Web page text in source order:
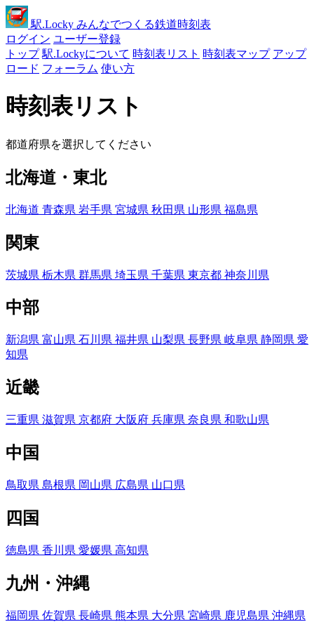
駅.Locky みんなでつくる鉄道時刻表
ログイン ユーザー登録
トップ 駅.Lockyについて 時刻表リスト 時刻表マップ アップ
ロード フォーラム 使い方
時刻表リスト
都道府県を選択してください
北海道・東北
北海道 青森県 岩手県 宮城県 秋田県 山形県 福島県
関東
茨城県 栃木県 群馬県 埼玉県 千葉県 東京都 神奈川県
中部
新潟県 富山県 石川県 福井県 山梨県 長野県 岐阜県 静岡県 愛
知県
近畿
三重県 滋賀県 京都府 大阪府 兵庫県 奈良県 和歌山県
中国
鳥取県 島根県 岡山県 広島県 山口県
四国
徳島県 香川県 愛媛県 高知県
九州・沖縄
福岡県 佐賀県 長崎県 熊本県 大分県 宮崎県 鹿児島県 沖縄県